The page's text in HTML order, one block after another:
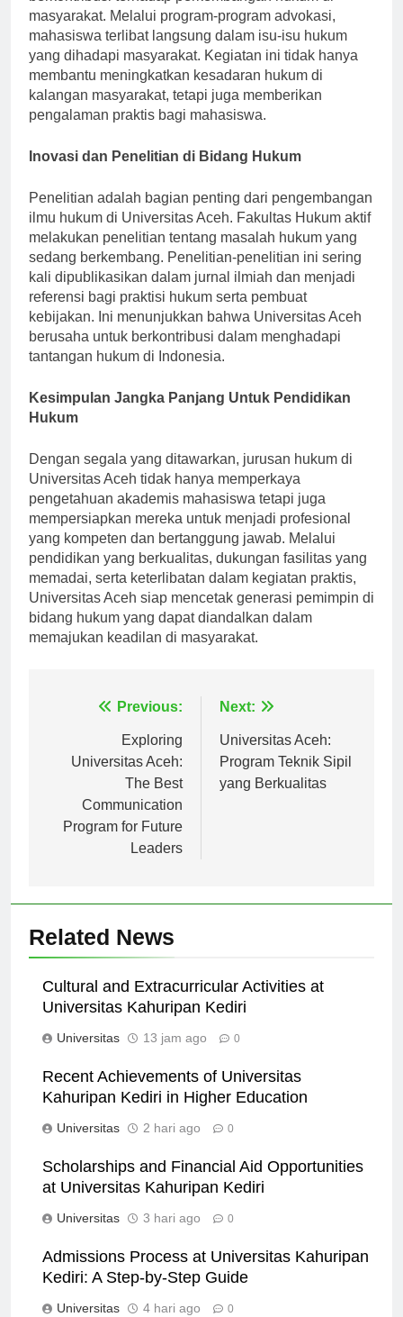
masyarakat. Melalui program-program advokasi,
mahasiswa terlibat langsung dalam isu-isu hukum
yang dihadapi masyarakat. Kegiatan ini tidak hanya
membantu meningkatkan kesadaran hukum di
kalangan masyarakat, tetapi juga memberikan
pengalaman praktis bagi mahasiswa.
Inovasi dan Penelitian di Bidang Hukum
Penelitian adalah bagian penting dari pengembangan
ilmu hukum di Universitas Aceh. Fakultas Hukum aktif
melakukan penelitian tentang masalah hukum yang
sedang berkembang. Penelitian-penelitian ini sering
kali dipublikasikan dalam jurnal ilmiah dan menjadi
referensi bagi praktisi hukum serta pembuat
kebijakan. Ini menunjukkan bahwa Universitas Aceh
berusaha untuk berkontribusi dalam menghadapi
tantangan hukum di Indonesia.
Kesimpulan Jangka Panjang Untuk Pendidikan
Hukum
Dengan segala yang ditawarkan, jurusan hukum di
Universitas Aceh tidak hanya memperkaya
pengetahuan akademis mahasiswa tetapi juga
mempersiapkan mereka untuk menjadi profesional
yang kompeten dan bertanggung jawab. Melalui
pendidikan yang berkualitas, dukungan fasilitas yang
memadai, serta keterlibatan dalam kegiatan praktis,
Universitas Aceh siap mencetak generasi pemimpin di
bidang hukum yang dapat diandalkan dalam
memajukan keadilan di masyarakat.
NavigasiPrevious:
Exploring
Universitas Aceh:
The Best
Communication
Program for Future
Leaders
Next:
Universitas Aceh:
Program Teknik Sipil
yang Berkualitas
Related News
Cultural and Extracurricular Activities at
Universitas Kahuripan Kediri
Universitas 13 jam ago 0
Recent Achievements of Universitas
Kahuripan Kediri in Higher Education
Universitas 2 hari ago 0
Scholarships and Financial Aid Opportunities
at Universitas Kahuripan Kediri
Universitas 3 hari ago 0
Admissions Process at Universitas Kahuripan
Kediri: A Step-by-Step Guide
Universitas 4 hari ago 0